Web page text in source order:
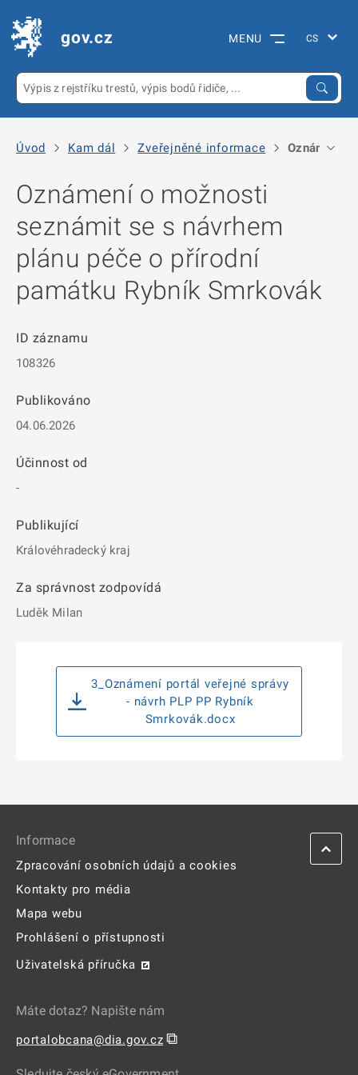
gov.cz MENU
Úvod Kam dál Zveřejněné informace Oznámení o
Oznámení o možnosti
seznámit se s návrhem
plánu péče o přírodní
památku Rybník Smrkovák
ID záznamu
108326
Publikováno
04.06.2026
Účinnost od
-
Publikující
Královéhradecký kraj
Za správnost zodpovídá
Luděk Milan
3_Oznámení portál veřejné správy
- návrh PLP PP Rybník
Smrkovák.docx
Informace
Zpracování osobních údajů a cookies
Kontakty pro média
Mapa webu
Prohlášení o přístupnosti
Uživatelská příručka
Máte dotaz? Napište nám
portalobcana@dia.gov.cz ⧉